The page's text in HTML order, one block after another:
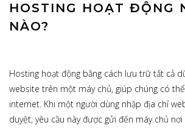
HOSTING HOẠT ĐỘNG
NÀO?
Hosting hoạt động bằng cách lưu trữ tất cả
website trên một máy chủ, giúp chúng có
internet. Khi một người dùng nhập địa chỉ
duyệt, yêu cầu này được gửi đến máy chủ